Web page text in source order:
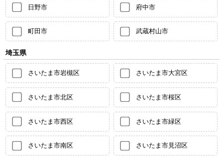
日野市 府中市
町田市 武蔵村山市
埼玉県
さいたま市岩槻区 さいたま市大宮区
さいたま市北区 さいたま市桜区
さいたま市西区 さいたま市緑区
さいたま市南区 さいたま市見沼区